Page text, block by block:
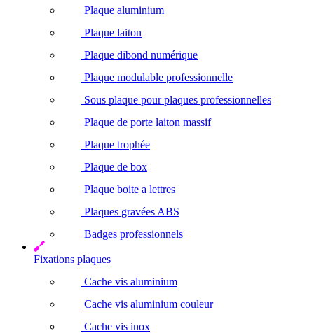
Plaque aluminium
Plaque laiton
Plaque dibond numérique
Plaque modulable professionnelle
Sous plaque pour plaques professionnelles
Plaque de porte laiton massif
Plaque trophée
Plaque de box
Plaque boite a lettres
Plaques gravées ABS
Badges professionnels
Fixations plaques
Cache vis aluminium
Cache vis aluminium couleur
Cache vis inox